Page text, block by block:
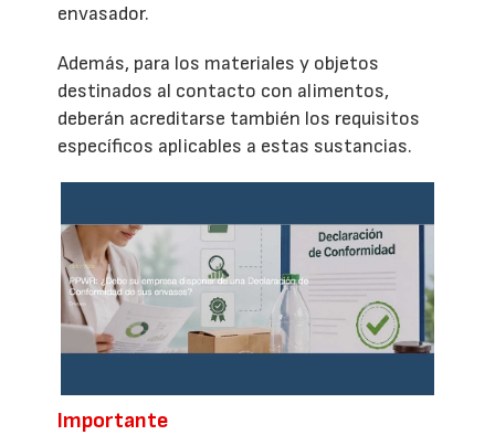
envasador.
Además, para los materiales y objetos
destinados al contacto con alimentos,
deberán acreditarse también los requisitos
específicos aplicables a estas sustancias.
Importante